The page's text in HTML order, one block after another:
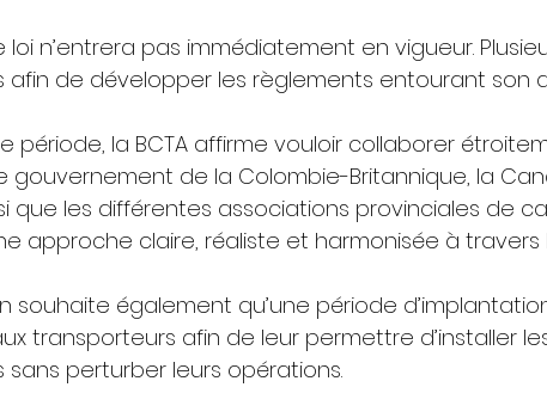
loi n’entrera pas immédiatement en vigueur.
afin de développer les règlements entourant son
période, la BCTA affirme vouloir collaborer
gouvernement de la Colombie-Britannique, la
que les différentes associations provinciales de
approche claire, réaliste et harmonisée à travers
souhaite également qu’une période
transporteurs afin de leur permettre d’installer
sans perturber leurs opérations.